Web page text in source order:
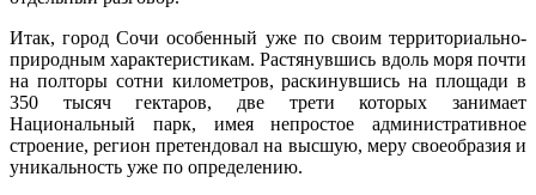
Итак, город Сочи особенный уже по своим территориально-
природным характеристикам. Растянувшись вдоль моря почти
на полторы сотни километров, раскинувшись на площади в
350 тысяч гектаров, две трети которых занимает
Национальный парк, имея непростое административное
строение, регион претендовал на высшую, меру своеобразия и
уникальность уже по определению.